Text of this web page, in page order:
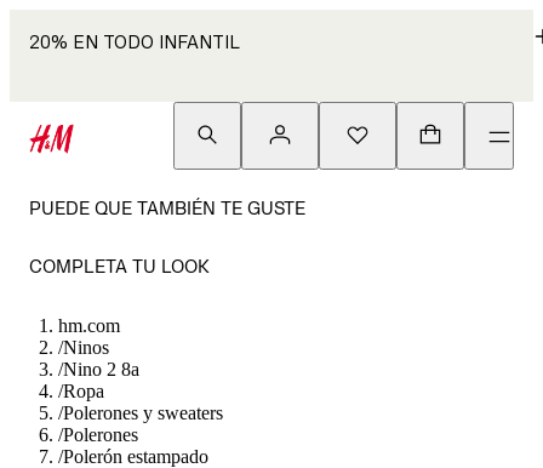
20% EN TODO INFANTIL
PUEDE QUE TAMBIÉN TE GUSTE
COMPLETA TU LOOK
hm.com
/Ninos
/Nino 2 8a
/Ropa
/Polerones y sweaters
/Polerones
/Polerón estampado